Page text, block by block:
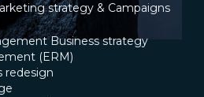
strategy & Campaigns
Business strategy
(ERM)
redesign